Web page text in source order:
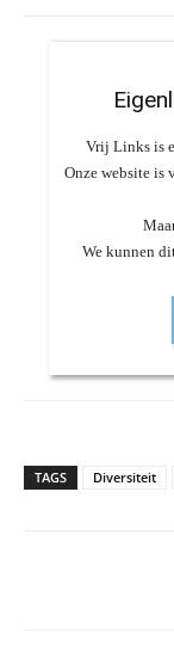
Vrij Links is
Onze website is
We kunnen
TAGS Diversiteit